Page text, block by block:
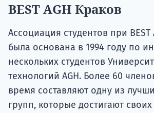
BEST AGH Краков
Ассоциация студентов при BEST
была основана в 1994 году по
нескольких студентов
технологий AGH. Более 60
время составляют одну из
групп, которые достигают